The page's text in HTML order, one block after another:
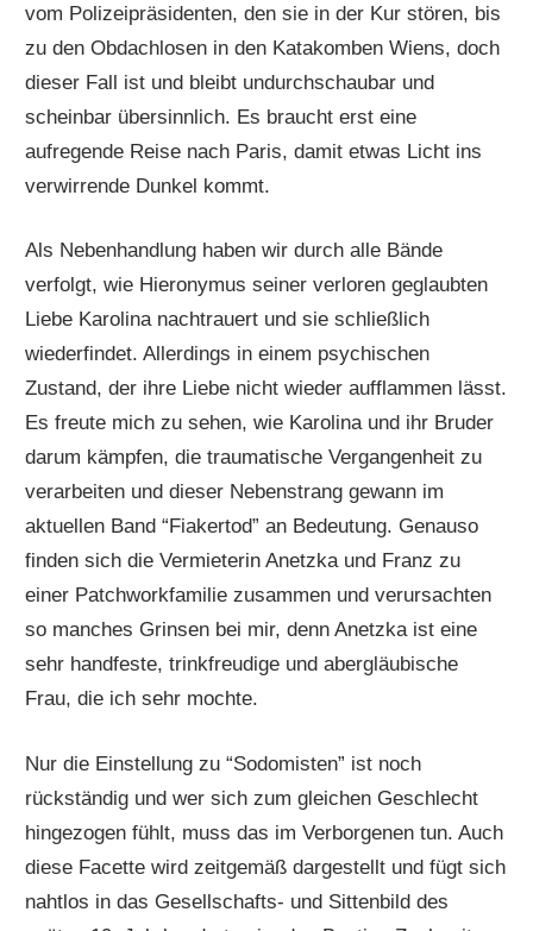
vom Polizeipräsidenten, den sie in der Kur stören, bis
zu den Obdachlosen in den Katakomben Wiens, doch
dieser Fall ist und bleibt undurchschaubar und
scheinbar übersinnlich. Es braucht erst eine
aufregende Reise nach Paris, damit etwas Licht ins
verwirrende Dunkel kommt.
Als Nebenhandlung haben wir durch alle Bände
verfolgt, wie Hieronymus seiner verloren geglaubten
Liebe Karolina nachtrauert und sie schließlich
wiederfindet. Allerdings in einem psychischen
Zustand, der ihre Liebe nicht wieder aufflammen lässt.
Es freute mich zu sehen, wie Karolina und ihr Bruder
darum kämpfen, die traumatische Vergangenheit zu
verarbeiten und dieser Nebenstrang gewann im
aktuellen Band “Fiakertod” an Bedeutung. Genauso
finden sich die Vermieterin Anetzka und Franz zu
einer Patchworkfamilie zusammen und verursachten
so manches Grinsen bei mir, denn Anetzka ist eine
sehr handfeste, trinkfreudige und abergläubische
Frau, die ich sehr mochte.
Nur die Einstellung zu “Sodomisten” ist noch
rückständig und wer sich zum gleichen Geschlecht
hingezogen fühlt, muss das im Verborgenen tun. Auch
diese Facette wird zeitgemäß dargestellt und fügt sich
nahtlos in das Gesellschafts- und Sittenbild des